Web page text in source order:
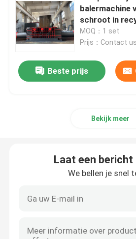
Verticale Persmachine
De hydraulische Machine van
balermachine
schroot in
MOQ：1 set
Prijs：Contact us
Beste prijs
Bekijk meer
Laat een
We bellen je snel